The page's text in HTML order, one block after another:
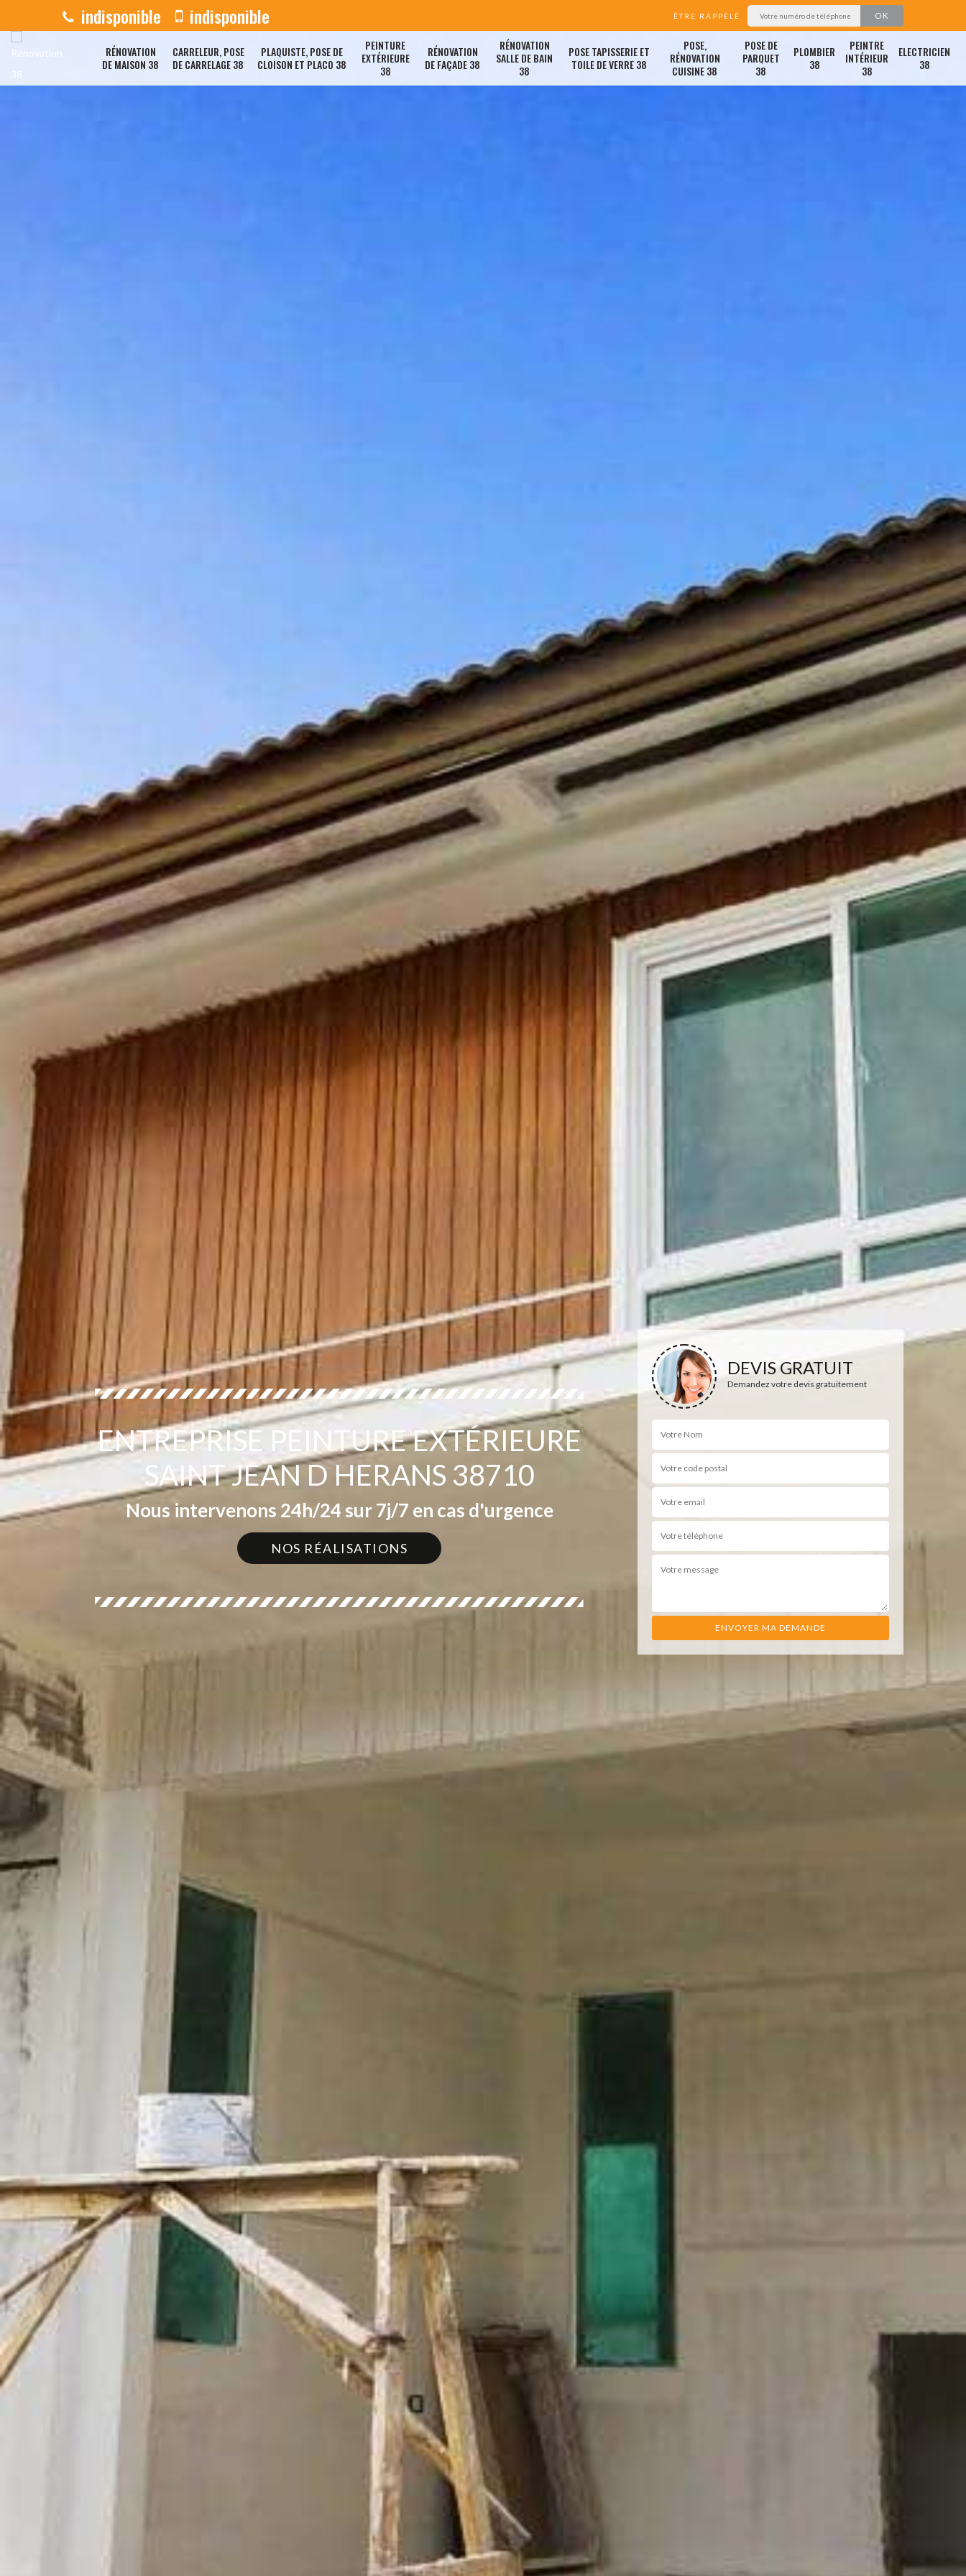
indisponible indisponible ÊTRE RAPPELÉ
RÉNOVATION
DE MAISON 38
CARRELEUR, POSE
DE CARRELAGE 38
PLAQUISTE, POSE DE
CLOISON ET PLACO 38
PEINTURE
EXTÉRIEURE
38
RÉNOVATION
DE FAÇADE 38
RÉNOVATION
SALLE DE BAIN
38
POSE TAPISSERIE ET
TOILE DE VERRE 38
POSE,
RÉNOVATION
CUISINE 38
POSE DE
PARQUET
38
PLOMBIER
38
PEINTRE
INTÉRIEUR
38
ELECTRICIEN
38
ENTREPRISE PEINTURE EXTÉRIEURE
SAINT JEAN D HERANS 38710
Nous intervenons 24h/24 sur 7j/7 en cas d'urgence
NOS RÉALISATIONS
DEVIS GRATUIT
Demandez votre devis gratuitement